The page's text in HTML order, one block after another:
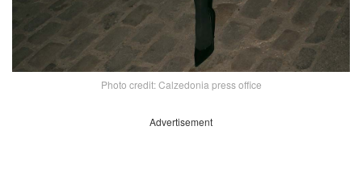
Photo credit: Calzedonia press office
Advertisement